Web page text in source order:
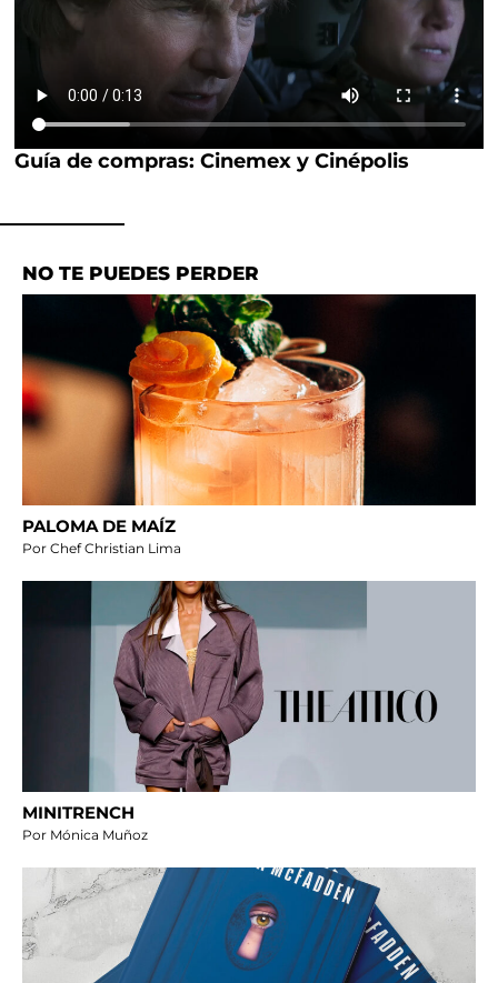
Guía de compras: Cinemex y Cinépolis
NO TE PUEDES PERDER
PALOMA DE MAÍZ
Por Chef Christian Lima
MINITRENCH
Por Mónica Muñoz